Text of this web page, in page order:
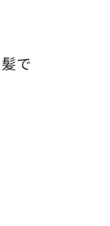
で